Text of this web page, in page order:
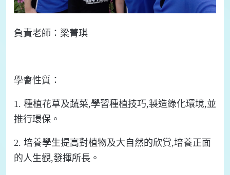
負責老師： 梁菁琪
學會性質：
1. 種植花草及蔬菜,學習種植技巧,製造綠化環境,並
推行環保。
2. 培養學生提高對植物及大自然的欣賞,培養正面
的人生觀,發揮所長。